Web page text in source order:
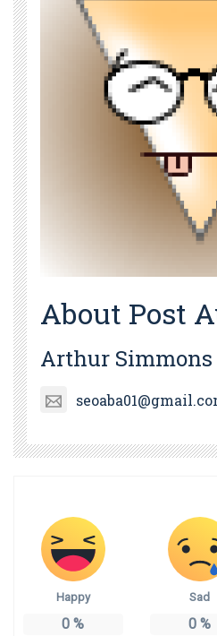
About Post
Arthur Simmons
Happy
0 %
Sad
0 %